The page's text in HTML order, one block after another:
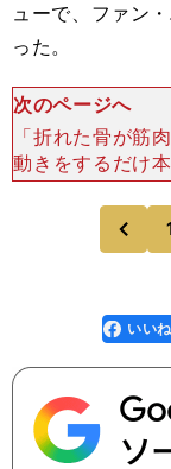
ューで、ファン
った。
次のページへ
「折れた骨が筋
動きをするだけ
タッフたちが私
んだ。だから、
前
faceboo
k
いいね